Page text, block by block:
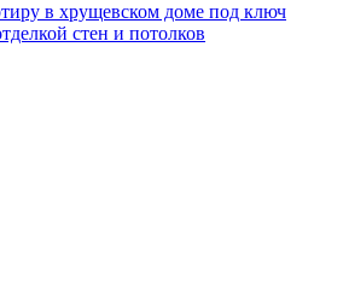
в хрущевском доме под ключ
стен и потолков